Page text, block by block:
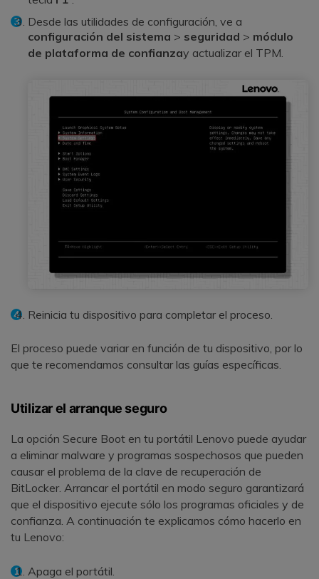
Desde las utilidades de configuración, ve a
configuración del sistema > seguridad > módulo
de plataforma de confianzay actualizar el TPM.
Reinicia tu dispositivo para completar el proceso.
El proceso puede variar en función de tu dispositivo, por lo
que te recomendamos consultar las guías específicas.
Utilizar el arranque seguro
La opción Secure Boot en tu portátil Lenovo puede ayudar
a eliminar malware y programas sospechosos que pueden
causar el problema de la clave de recuperación de
BitLocker. Arrancar el portátil en modo seguro garantizará
que el dispositivo ejecute sólo los programas oficiales y de
confianza. A continuación te explicamos cómo hacerlo en
tu Lenovo:
Apaga el portátil.